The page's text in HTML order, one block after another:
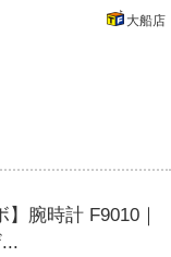
大船店
】腕時計 F9010｜